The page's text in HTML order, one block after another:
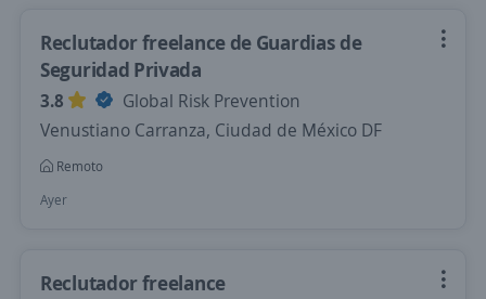
Reclutador freelance de Guardias de
Seguridad Privada
3.8
Global Risk Prevention
Venustiano Carranza, Ciudad de México DF
Remoto
Ayer
Reclutador freelance